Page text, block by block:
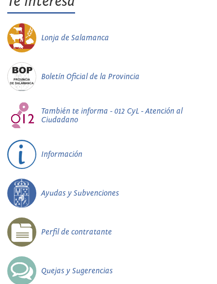
Lonja de Salamanca
Boletín Oficial de la Provincia
También te informa - 012 CyL - Atención al
Ciudadano
Información
Ayudas y Subvenciones
Perfil de contratante
Quejas y Sugerencias